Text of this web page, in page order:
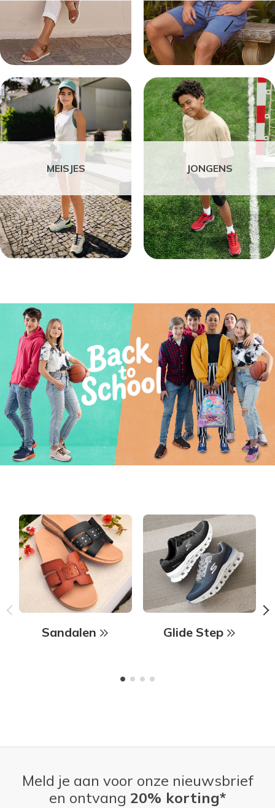
MEISJES JONGENS
Sandalen Glide Step
Meld je aan voor onze nieuwsbrief
en ontvang 20% korting*